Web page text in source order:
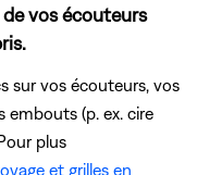
vos écouteurs
sur vos écouteurs, vos
embouts (p. ex. cire
plus
et grilles en